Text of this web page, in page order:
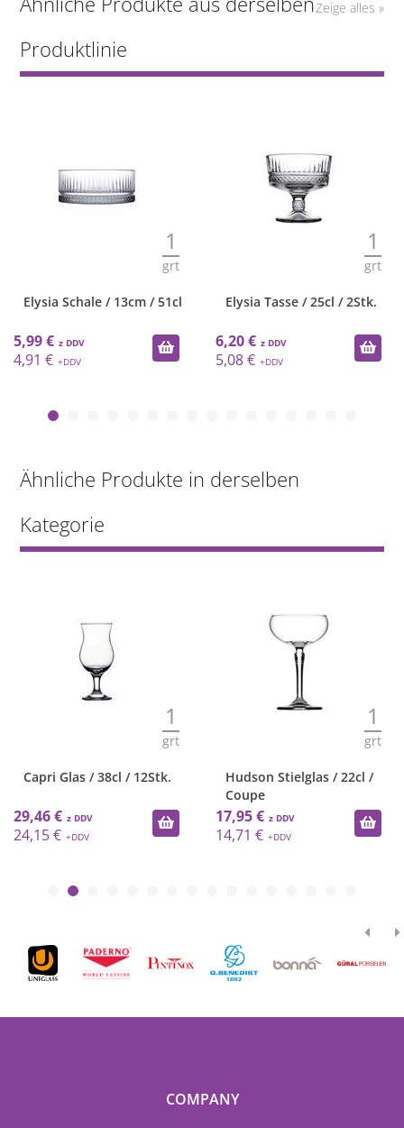
Produktlinie
Zeige alles »
1
grt
Elysia Schale / 13cm / 51cl
5,99 €
4,91 €
1
grt
Elysia Tasse / 25cl / 2Stk.
6,20 €
5,08 €
Ähnliche Produkte in derselben
Kategorie
1
grt
Capri Glas / 38cl / 12Stk.
29,46 €
24,15 €
1
grt
Hudson Stielglas / 22cl /
Coupe
17,95 €
14,71 €
COMPANY